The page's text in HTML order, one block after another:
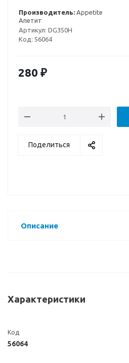
Производитель: Appetite
Апетит
Артикул: DG350H
Код: 56064
280 ₽
Поделиться
Описание
Характеристики
Код
56064